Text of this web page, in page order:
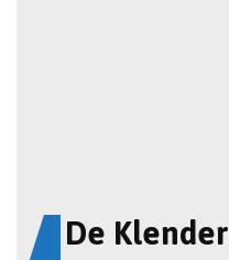
De Klender